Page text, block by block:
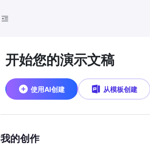
开始您的演示文稿
使用AI创建 从模板创建
我的创作